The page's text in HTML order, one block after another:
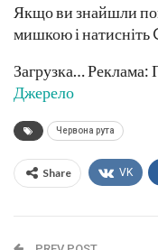
Якщо ви знайшли
мишкою і
Загрузка… Реклама:
Джерело
Червона рута
Share VK